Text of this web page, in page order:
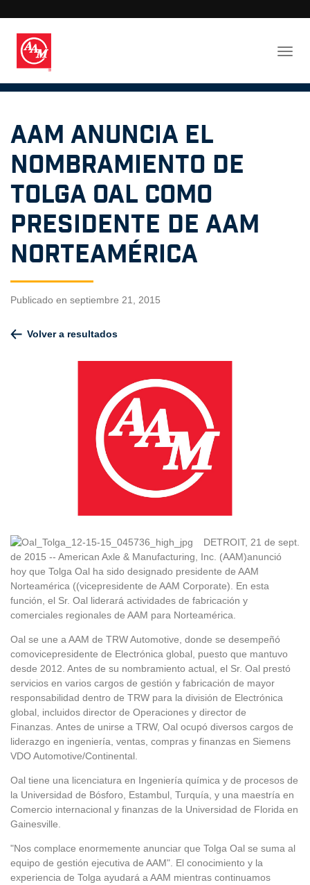
AAM anuncia el
nombramiento de
Tolga Oal como
presidente de AAM
Norteamérica
Publicado en septiembre 21, 2015
Volver a resultados
DETROIT, 21 de sept.
de 2015 -- American Axle & Manufacturing, Inc. (AAM)anunció
hoy que Tolga Oal ha sido designado presidente de AAM
Norteamérica ((vicepresidente de AAM Corporate). En esta
función, el Sr. Oal liderará actividades de fabricación y
comerciales regionales de AAM para Norteamérica.
Oal se une a AAM de TRW Automotive, donde se desempeñó
comovicepresidente de Electrónica global, puesto que mantuvo
desde 2012. Antes de su nombramiento actual, el Sr. Oal prestó
servicios en varios cargos de gestión y fabricación de mayor
responsabilidad dentro de TRW para la división de Electrónica
global, incluidos director de Operaciones y director de
Finanzas. Antes de unirse a TRW, Oal ocupó diversos cargos de
liderazgo en ingeniería, ventas, compras y finanzas en Siemens
VDO Automotive/Continental.
Oal tiene una licenciatura en Ingeniería química y de procesos de
la Universidad de Bósforo, Estambul, Turquía, y una maestría en
Comercio internacional y finanzas de la Universidad de Florida en
Gainesville.
"Nos complace enormemente anunciar que Tolga Oal se suma al
equipo de gestión ejecutiva de AAM". El conocimiento y la
experiencia de Tolga ayudará a AAM mientras continuamos